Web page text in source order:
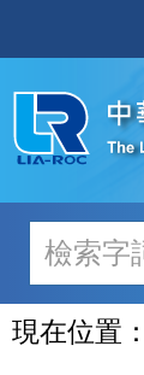
至
主
內
容
現在位置：